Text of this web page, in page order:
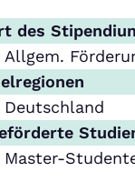
des
Allgem.
Deutschland
Master-